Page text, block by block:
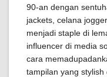
90-an dengan
jackets, celana
menjadi staple di
influencer di media
cara
tampilan yang